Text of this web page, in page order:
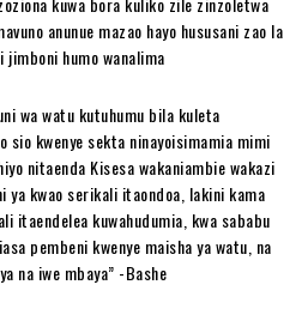
anunue mazao hayo hususani zao la
jimboni humo wanalima
wa watu kutuhumu bila kuleta
sio kwenye sekta ninayoisimamia mimi
nitaenda Kisesa wakaniambie wakazi
ya kwao serikali itaondoa, lakini kama
itaendelea kuwahudumia, kwa sababu
pembeni kwenye maisha ya watu, na
na iwe mbaya” -Bashe